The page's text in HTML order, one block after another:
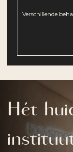
Verschillende
Hét